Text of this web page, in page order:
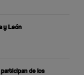
y León
de los